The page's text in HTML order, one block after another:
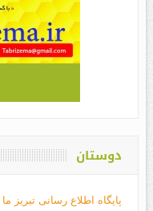
دوستان
پایگاه اطلاع رسانی تبریز ما